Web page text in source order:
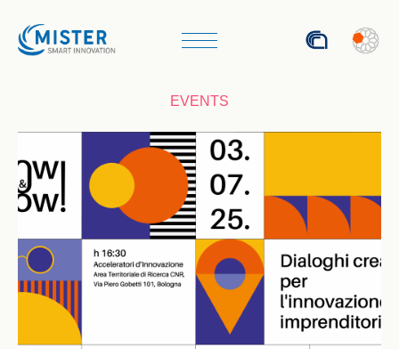
EVENTS